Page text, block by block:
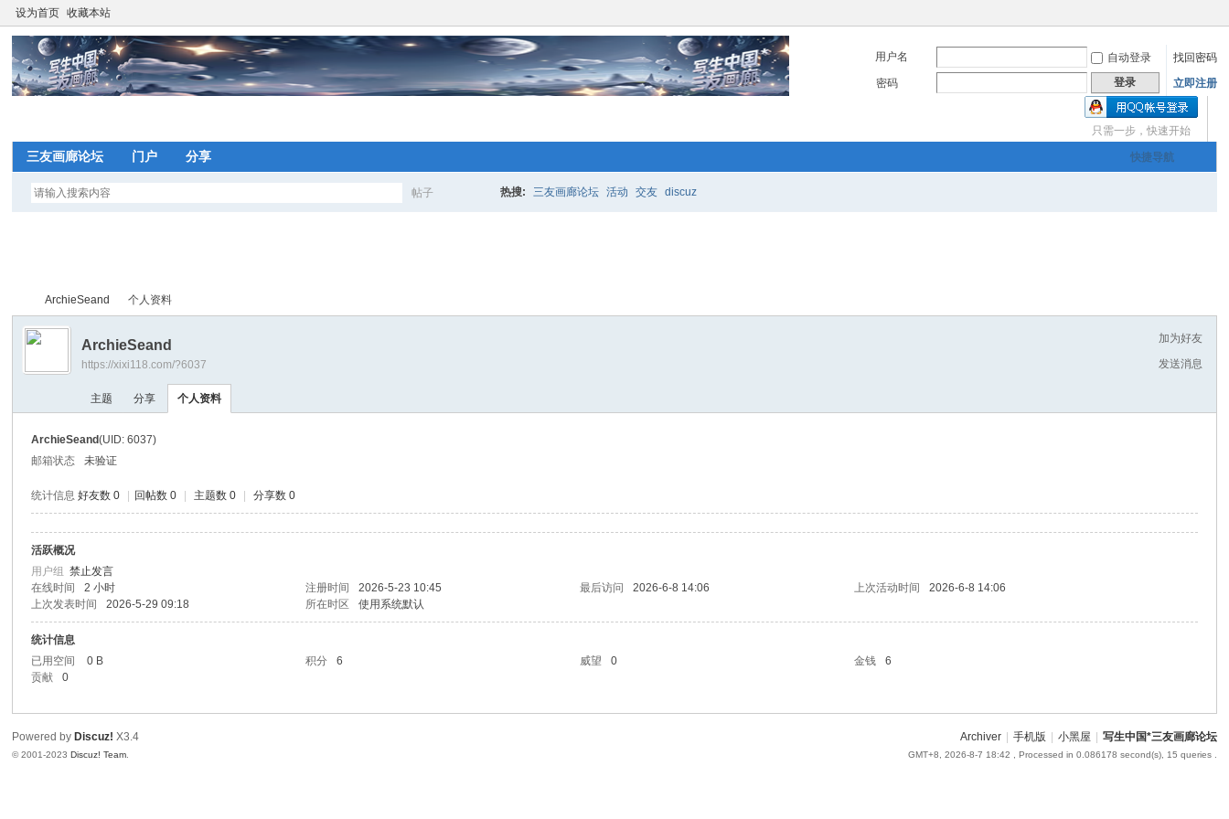
设为首页 收藏本站
用户名 自动登录
找回密码
密码
登录 立即注册
只需一步，快速开始
快捷导航
三友画廊论坛 门户 分享
帖子 热搜: 三友画廊论坛 活动 交友 discuz
望更多的人加入你我同行。www.xixi118.com
望更多的人加入你我同行。www.xixi118.com
写生中国*三友画廊急招实习版主！只要您有充裕的业余上网时
中
›
ArchieSeand 个人资料
加为好友
发送消息
ArchieSeand
https://xixi118.com/?6037
主题 分享 个人资料
ArchieSeand(UID: 6037)
邮箱状态
未验证
统计信息 好友数 0 回帖数 0 主题数 0 分享数 0
活跃概况
用户组禁止发言
在线时间
2 小时 注册时间 2026-5-23 10:45 最后访问 2026-6-8 14:06 上次活动时间
2026-6-8 14:06
上次发表时间
2026-5-29 09:18 所在时区 使用系统默认
统计信息
已用空间
0 B 积分 6 威望 0 金钱
6
贡献
0
Archiver 手机版 小黑屋 写生中国*三友画廊论坛
GMT+8, 2026-8-7 18:42 , Processed in 0.086178 second(s), 15 queries .
Powered by Discuz! X3.4
© 2001-2023Discuz! Team